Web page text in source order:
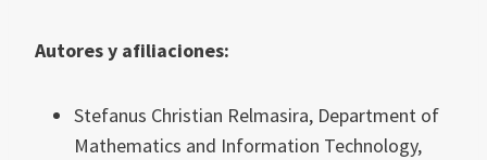
Autores y afiliaciones:
Stefanus Christian Relmasira, Department of
Mathematics and Information Technology,